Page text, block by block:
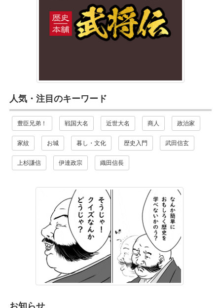
人気・注目のキーワード
豊臣兄弟！ 戦国大名 近世大名 商人 政治家
家紋 お城 暮し・文化 歴史入門 武田信玄
上杉謙信 伊達政宗 織田信長